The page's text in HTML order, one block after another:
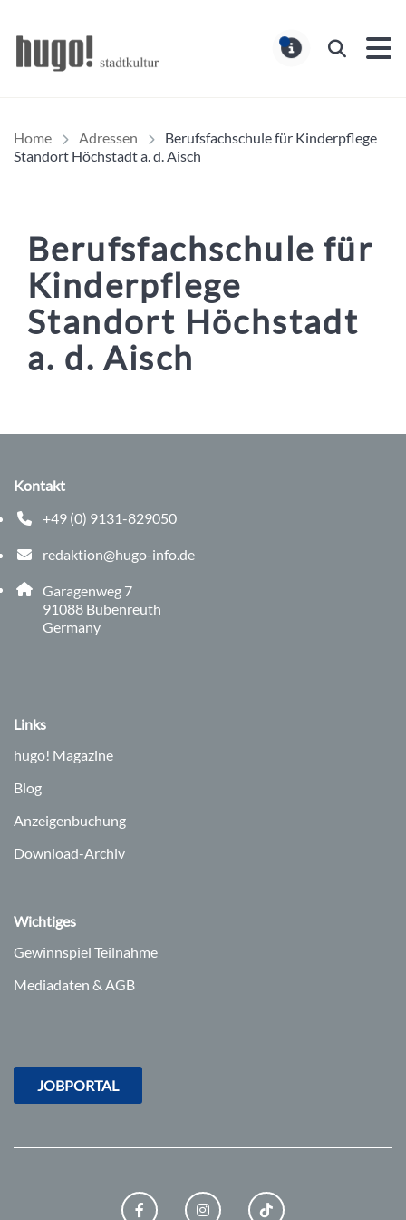
Suchen
Home Adressen
Berufsfachschule für Kinderpflege
Standort Höchstadt a. d. Aisch
Berufsfachschule für
Kinderpflege
Standort Höchstadt
a. d. Aisch
Kontakt
+49 (0) 9131-829050
Telefonnummer: 0 9 1 3 1 8 2 9 0 5 0
redaktion@hugo-info.de
E-Mail Adresse: redaktion@hugo-info.de
Adresse:
Garagenweg 7
91088 , 9 1 0 8 8
Bubenreuth
Germany
Links
hugo! Magazine
Blog
Anzeigenbuchung
Download-Archiv
Wichtiges
Gewinnspiel Teilnahme
Mediadaten & AGB
JOBPORTAL
FACEBOOKINSTAGRAMTIKTOK